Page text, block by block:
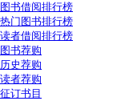
图书借阅排行榜
热门图书排行榜
读者借阅排行榜
图书荐购
历史荐购
读者荐购
征订书目